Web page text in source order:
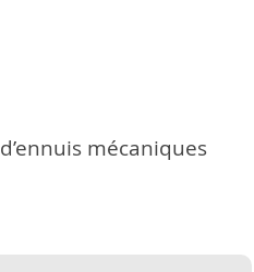
mécaniques